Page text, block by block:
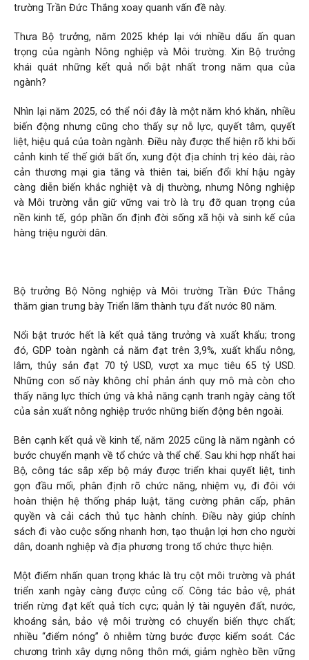
trường Trần Đức Thắng xoay quanh vấn đề này.
Thưa Bộ trưởng, năm 2025 khép lại với nhiều dấu ấn quan
trọng của ngành Nông nghiệp và Môi trường. Xin Bộ trưởng
khái quát những kết quả nổi bật nhất trong năm qua của
ngành?
Nhìn lại năm 2025, có thể nói đây là một năm khó khăn, nhiều
biến động nhưng cũng cho thấy sự nỗ lực, quyết tâm, quyết
liệt, hiệu quả của toàn ngành. Điều này được thể hiện rõ khi bối
cảnh kinh tế thế giới bất ổn, xung đột địa chính trị kéo dài, rào
cản thương mại gia tăng và thiên tai, biến đổi khí hậu ngày
càng diễn biến khắc nghiệt và dị thường, nhưng Nông nghiệp
và Môi trường vẫn giữ vững vai trò là trụ đỡ quan trọng của
nền kinh tế, góp phần ổn định đời sống xã hội và sinh kế của
hàng triệu người dân.
Bộ trưởng Bộ Nông nghiệp và Môi trường Trần Đức Thắng
thăm gian trưng bày Triển lãm thành tựu đất nước 80 năm.
Nổi bật trước hết là kết quả tăng trưởng và xuất khẩu; trong
đó, GDP toàn ngành cả năm đạt trên 3,9%, xuất khẩu nông,
lâm, thủy sản đạt 70 tỷ USD, vượt xa mục tiêu 65 tỷ USD.
Những con số này không chỉ phản ánh quy mô mà còn cho
thấy năng lực thích ứng và khả năng cạnh tranh ngày càng tốt
của sản xuất nông nghiệp trước những biến động bên ngoài.
Bên cạnh kết quả về kinh tế, năm 2025 cũng là năm ngành có
bước chuyển mạnh về tổ chức và thể chế. Sau khi hợp nhất hai
Bộ, công tác sắp xếp bộ máy được triển khai quyết liệt, tinh
gọn đầu mối, phân định rõ chức năng, nhiệm vụ, đi đôi với
hoàn thiện hệ thống pháp luật, tăng cường phân cấp, phân
quyền và cải cách thủ tục hành chính. Điều này giúp chính
sách đi vào cuộc sống nhanh hơn, tạo thuận lợi hơn cho người
dân, doanh nghiệp và địa phương trong tổ chức thực hiện.
Một điểm nhấn quan trọng khác là trụ cột môi trường và phát
triển xanh ngày càng được củng cố. Công tác bảo vệ, phát
triển rừng đạt kết quả tích cực; quản lý tài nguyên đất, nước,
khoáng sản, bảo vệ môi trường có chuyển biến thực chất;
nhiều “điểm nóng” ô nhiễm từng bước được kiểm soát. Các
chương trình xây dựng nông thôn mới, giảm nghèo bền vững